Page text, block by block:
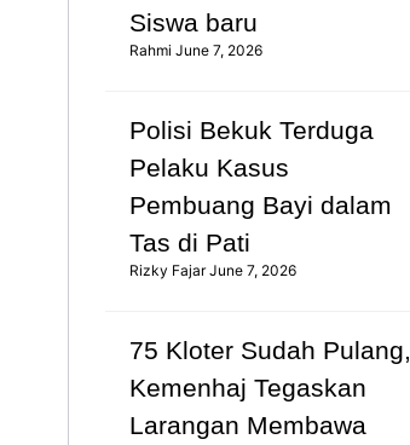
Siswa baru
RahmiJune 7, 2026
Polisi Bekuk Terduga
Pelaku Kasus
Pembuang Bayi dalam
Tas di Pati
Rizky FajarJune 7, 2026
75 Kloter Sudah Pulang,
Kemenhaj Tegaskan
Larangan Membawa